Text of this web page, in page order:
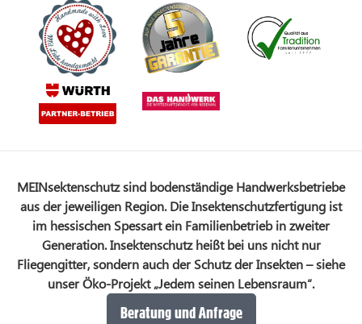
MEINsektenschutz sind bodenständige Handwerksbetriebe
aus der jeweiligen Region. Die Insektenschutzfertigung ist
im hessischen Spessart ein Familienbetrieb in zweiter
Generation. Insektenschutz heißt bei uns nicht nur
Fliegengitter, sondern auch der Schutz der Insekten – siehe
unser Öko-Projekt „Jedem seinen Lebensraum“.
Beratung und Anfrage